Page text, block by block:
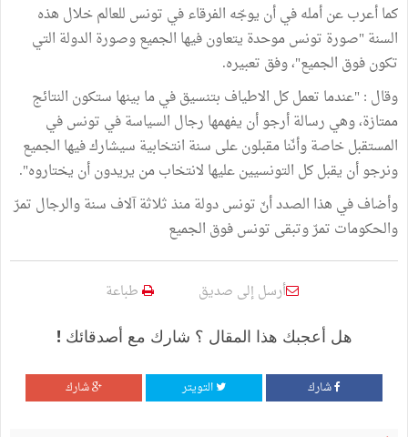
كما أعرب عن أمله في أن يوجّه الفرقاء في تونس للعالم خلال هذه
السنة "صورة تونس موحدة يتعاون فيها الجميع وصورة الدولة التي
تكون فوق الجميع"، وفق تعبيره.
وقال : "عندما تعمل كل الاطياف بتنسيق في ما بينها ستكون النتائج
ممتازة، وهي رسالة أرجو أن يفهمها رجال السياسة في تونس في
المستقبل خاصة وأنّنا مقبلون على سنة انتخابية سيشارك فيها الجميع
ونرجو أن يقبل كل التونسيين عليها لانتخاب من يريدون أن يختاروه".
وأضاف في هذا الصدد أنّ تونس دولة منذ ثلاثة آلاف سنة والرجال تمرّ
والحكومات تمرّ وتبقى تونس فوق الجميع
أرسل إلى صديق طباعة
هل أعجبك هذا المقال ؟ شارك مع أصدقائك !
شارك التويتر شارك